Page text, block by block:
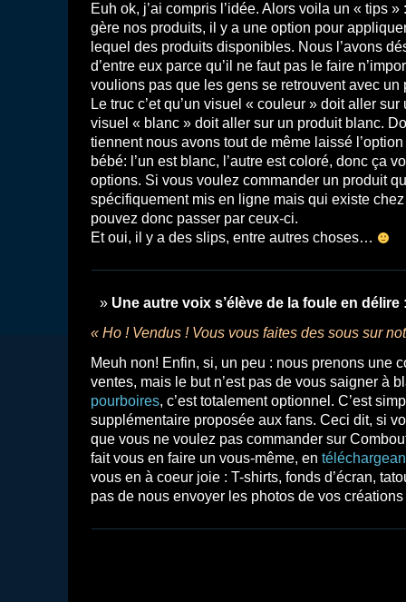
Euh ok, j’ai compris l’idée. Alors voila un « tips
gère nos produits, il y a une option pour
lequel des produits disponibles. Nous l’avons
d’entre eux parce qu’il ne faut pas le faire
voulions pas que les gens se retrouvent avec un
Le truc c’et qu’un visuel « couleur » doit aller
visuel « blanc » doit aller sur un produit blanc.
tiennent nous avons tout de même laissé
bébé: l’un est blanc, l’autre est coloré, donc ça
options. Si vous voulez commander un produit
spécifiquement mis en ligne mais qui existe
pouvez donc passer par ceux-ci.
Et oui, il y a des slips, entre autres choses…
Une autre voix s’élève de la foule en délire
« Ho ! Vendus ! Vous vous faites des sous sur
Meuh non! Enfin, si, un peu : nous prenons une
ventes, mais le but n’est pas de vous saigner à
pourboires, c’est totalement optionnel. C’est
supplémentaire proposée aux fans. Ceci dit, si
que vous ne voulez pas commander sur
fait vous en faire un vous-même, en
vous en à coeur joie : T-shirts, fonds d’écran,
pas de nous envoyer les photos de vos créations